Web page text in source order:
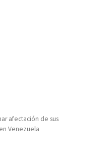
afectación de sus
Venezuela